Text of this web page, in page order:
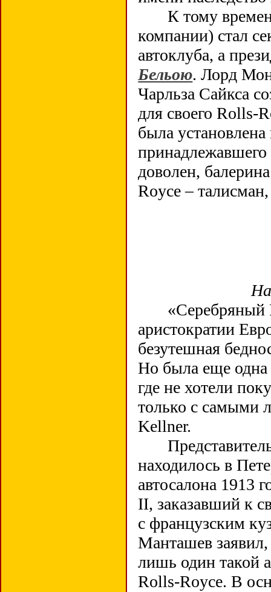
К тому
компании) стал
автоклуба, а
Бельою. Лорд
Чарльза Сайкса
для своего Rolls-
была
доволен,
Royce –
«Серебряный
аристократии
безутешная
Но была еще одна
где не хотели
только с самыми
Kellner.
находилось в
автосалона 1913
II, заказавший к
с французским
Манташев
лишь один такой
Rolls-Royce. В